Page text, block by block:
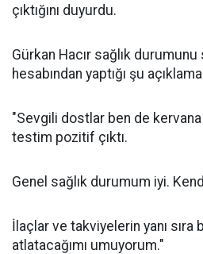
çıktığını duyurdu.
Gürkan Hacır sağlık
hesabından yaptığı şu
"Sevgili dostlar ben de kervana
testim pozitif çıktı.
Genel sağlık durumum iyi.
İlaçlar ve takviyelerin yanı sıra
atlatacağımı umuyorum."